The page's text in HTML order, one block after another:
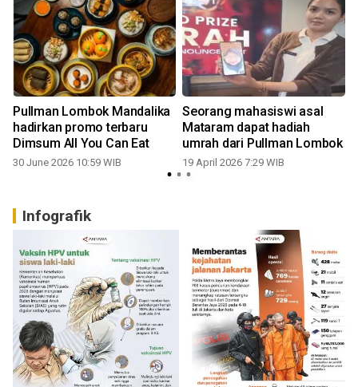
Pullman Lombok Mandalika
hadirkan promo terbaru
Dimsum All You Can Eat
30 June 2026 10:59 WIB
Seorang mahasiswi asal
Mataram dapat hadiah
umrah dari Pullman Lombok
19 April 2026 7:29 WIB
Infografik